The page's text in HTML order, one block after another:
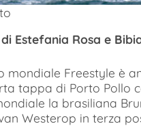
Estefania Rosa e
mondiale Freestyle è
tappa di Porto Pollo
la brasiliana
Westerop in terza